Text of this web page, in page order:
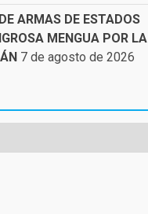
ARMAS DE ESTADOS
MENGUA POR LA
7 de agosto de 2026